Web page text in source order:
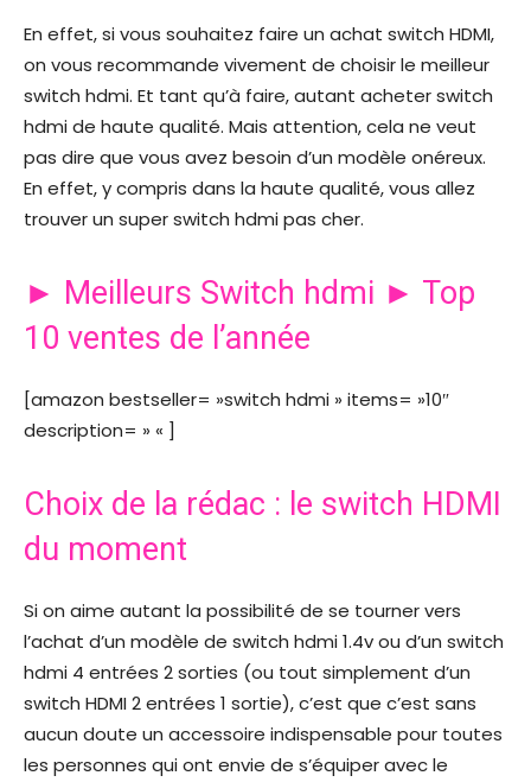
En effet, si vous souhaitez faire un achat switch HDMI,
on vous recommande vivement de choisir le meilleur
switch hdmi. Et tant qu’à faire, autant acheter switch
hdmi de haute qualité. Mais attention, cela ne veut
pas dire que vous avez besoin d’un modèle onéreux.
En effet, y compris dans la haute qualité, vous allez
trouver un super switch hdmi pas cher.
► Meilleurs Switch hdmi ► Top
10 ventes de l’année
[amazon bestseller= »switch hdmi » items= »10″
description= » « ]
Choix de la rédac : le switch HDMI
du moment
Si on aime autant la possibilité de se tourner vers
l’achat d’un modèle de switch hdmi 1.4v ou d’un switch
hdmi 4 entrées 2 sorties (ou tout simplement d’un
switch HDMI 2 entrées 1 sortie), c’est que c’est sans
aucun doute un accessoire indispensable pour toutes
les personnes qui ont envie de s’équiper avec le